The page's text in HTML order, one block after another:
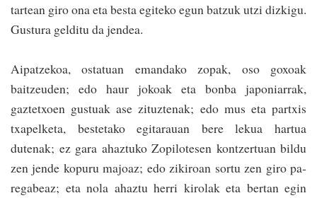
tartean giro ona eta besta egiteko egun ba­tzuk utzi dizkigu.
Gustura gelditu da jendea.
Aipatzekoa, ostatuan emandako zopak, oso goxoak
baitzeuden; edo haur jokoak eta bonba japoniarrak,
gaztetxoen gustuak ase zituztenak; edo mus eta partxis
txapelketa, bestetako egitarauan bere lekua hartua
dutenak; ez gara ahaztuko Zopilotesen kontzertuan bildu
zen jende kopuru majoaz; edo zikiroan sortu zen giro pa­­
regabeaz; eta nola ahaztu herri kirolak eta bertan egin